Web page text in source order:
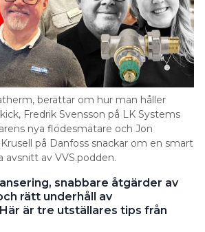
berättar om hur man håller
Fredrik Svensson på LK Systems
nya flödesmätare och Jon
på Danfoss snackar om en smart
avsnitt av VVS.podden.
snabbare åtgärder av
rätt underhåll av
är tre utställares tips från